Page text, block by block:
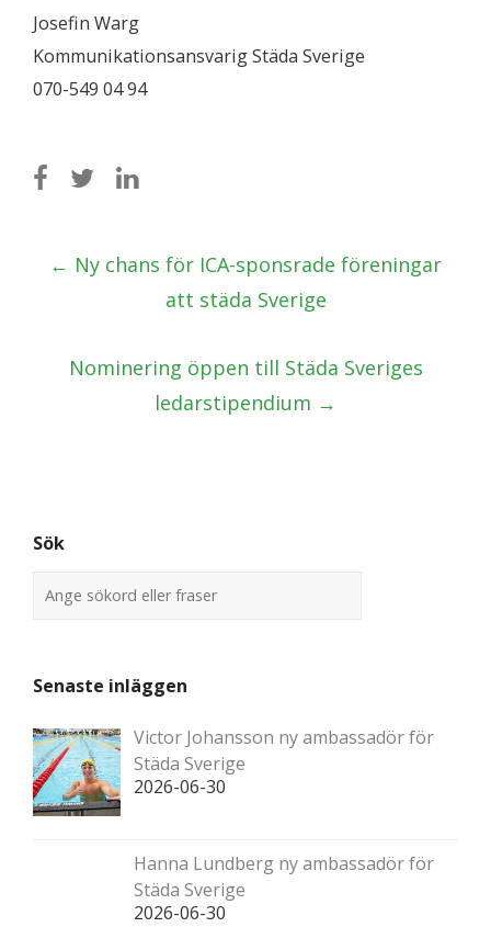
Josefin Warg
Kommunikationsansvarig Städa Sverige
070-549 04 94
Post
navigation
← Ny chans för ICA-sponsrade föreningar
att städa Sverige
Nominering öppen till Städa Sveriges
ledarstipendium →
Sök
Senaste inläggen
Victor Johansson ny ambassadör för
Städa Sverige
2026-06-30
Hanna Lundberg ny ambassadör för
Städa Sverige
2026-06-30